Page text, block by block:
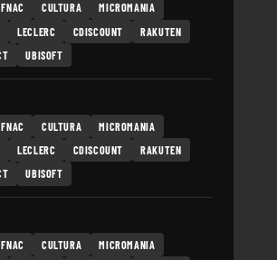
FNAC CULTURA
MICROMANIA
LECLERC CDISCOUNT
RAKUTEN
UBISOFT
FNAC CULTURA
MICROMANIA
LECLERC CDISCOUNT
RAKUTEN
UBISOFT
FNAC CULTURA
MICROMANIA